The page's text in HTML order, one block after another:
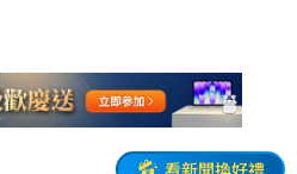
看新聞換好禮